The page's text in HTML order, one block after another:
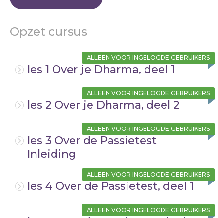
Opzet cursus
ALLEEN VOOR INGELOGDE GEBRUIKERS
les 1 Over je Dharma, deel 1
ALLEEN VOOR INGELOGDE GEBRUIKERS
les 2 Over je Dharma, deel 2
ALLEEN VOOR INGELOGDE GEBRUIKERS
les 3 Over de Passietest
Inleiding
ALLEEN VOOR INGELOGDE GEBRUIKERS
les 4 Over de Passietest, deel 1
ALLEEN VOOR INGELOGDE GEBRUIKERS